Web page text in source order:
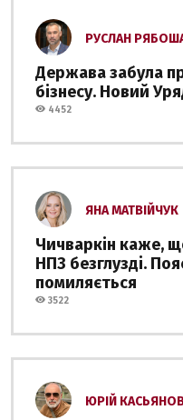
РУСЛАН
Держава забула
бізнесу. Новий
4452
ЯНА МАТВІЙЧУК
Чичваркін каже,
НПЗ безглузді.
помиляється
3522
ЮРІЙ